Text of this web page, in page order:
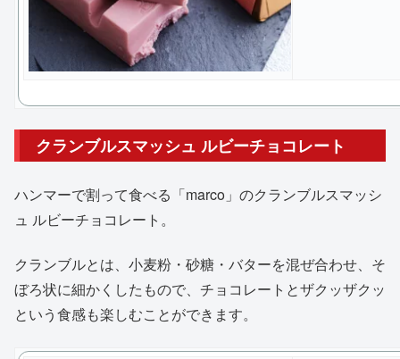
クランブルスマッシュ ルビーチョコレート
ハンマーで割って食べる「marco」のクランブルスマッシ
ュ ルビーチョコレート。
クランブルとは、小麦粉・砂糖・バターを混ぜ合わせ、そ
ぼろ状に細かくしたもので、チョコレートとザクッザクッ
という食感も楽しむことができます。